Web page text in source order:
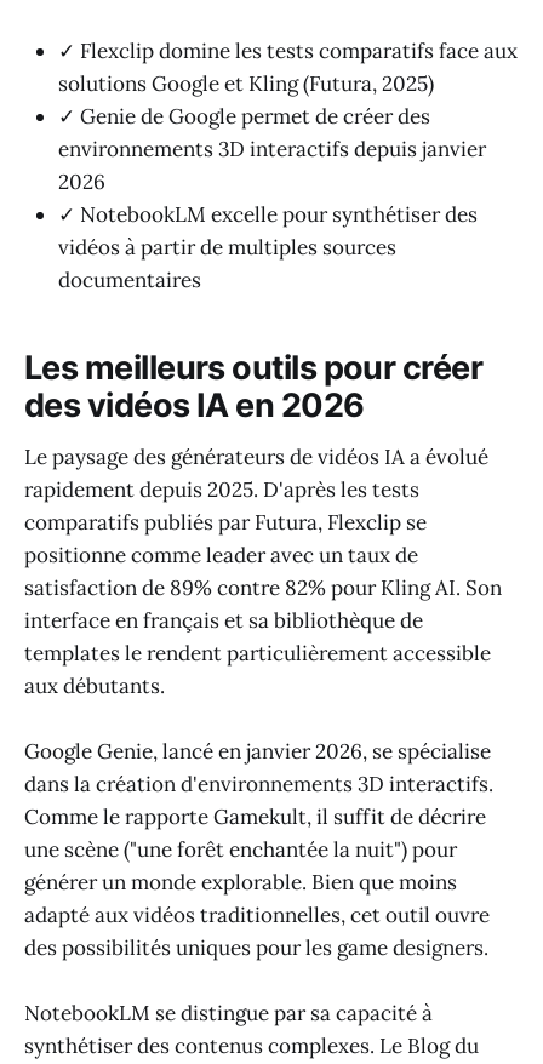
✓ Flexclip domine les tests comparatifs face aux
solutions Google et Kling (Futura, 2025)
✓ Genie de Google permet de créer des
environnements 3D interactifs depuis janvier
2026
✓ NotebookLM excelle pour synthétiser des
vidéos à partir de multiples sources
documentaires
Les meilleurs outils pour créer
des vidéos IA en 2026
Le paysage des générateurs de vidéos IA a évolué
rapidement depuis 2025. D'après les tests
comparatifs publiés par Futura, Flexclip se
positionne comme leader avec un taux de
satisfaction de 89% contre 82% pour Kling AI. Son
interface en français et sa bibliothèque de
templates le rendent particulièrement accessible
aux débutants.
Google Genie, lancé en janvier 2026, se spécialise
dans la création d'environnements 3D interactifs.
Comme le rapporte Gamekult, il suffit de décrire
une scène ("une forêt enchantée la nuit") pour
générer un monde explorable. Bien que moins
adapté aux vidéos traditionnelles, cet outil ouvre
des possibilités uniques pour les game designers.
NotebookLM se distingue par sa capacité à
synthétiser des contenus complexes. Le Blog du